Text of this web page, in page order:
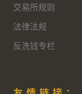
交易所规则
法律法规
反洗钱专栏